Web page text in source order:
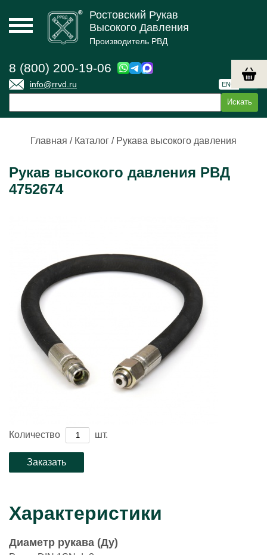
Ростовский Рукав
Высокого Давления
Производитель РВД
8 (800) 200-19-06
info@rrvd.ru ENG
Главная / Каталог / Рукава высокого давления
Рукав высокого давления РВД
4752674
Количество шт.
Характеристики
Диаметр рукава (Ду)